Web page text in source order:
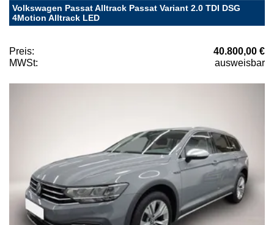
Volkswagen Passat Alltrack Passat Variant 2.0 TDI DSG
4Motion Alltrack LED
Preis:
40.800,00 €
MWSt:
ausweisbar